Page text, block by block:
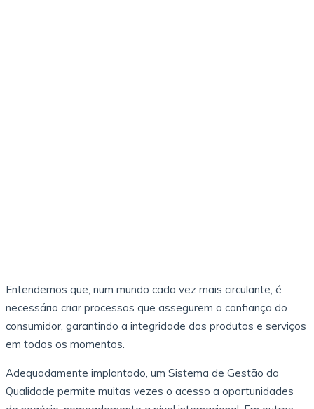
Entendemos que, num mundo cada vez mais circulante, é
necessário criar processos que assegurem a confiança do
consumidor, garantindo a integridade dos produtos e serviços
em todos os momentos.
Adequadamente implantado, um Sistema de Gestão da
Qualidade permite muitas vezes o acesso a oportunidades